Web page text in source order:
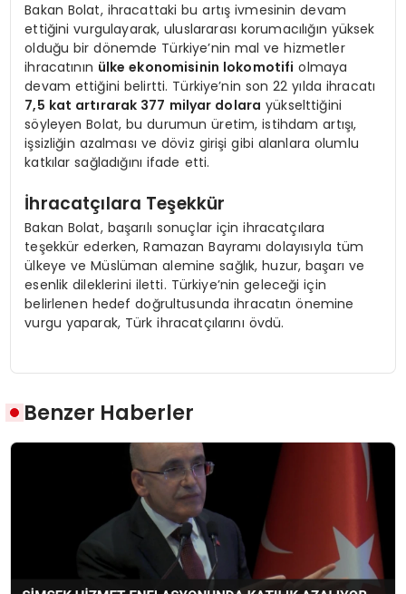
Bakan Bolat, ihracattaki bu artış ivmesinin devam
ettiğini vurgulayarak, uluslararası korumacılığın yüksek
olduğu bir dönemde Türkiye’nin mal ve hizmetler
ihracatının ülke ekonomisinin lokomotifi olmaya
devam ettiğini belirtti. Türkiye’nin son 22 yılda ihracatı
7,5 kat artırarak 377 milyar dolara yükselttiğini
söyleyen Bolat, bu durumun üretim, istihdam artışı,
işsizliğin azalması ve döviz girişi gibi alanlara olumlu
katkılar sağladığını ifade etti.
İhracatçılara Teşekkür
Bakan Bolat, başarılı sonuçlar için ihracatçılara
teşekkür ederken, Ramazan Bayramı dolayısıyla tüm
ülkeye ve Müslüman alemine sağlık, huzur, başarı ve
esenlik dileklerini iletti. Türkiye’nin geleceği için
belirlenen hedef doğrultusunda ihracatın önemine
vurgu yaparak, Türk ihracatçılarını övdü.
Benzer Haberler